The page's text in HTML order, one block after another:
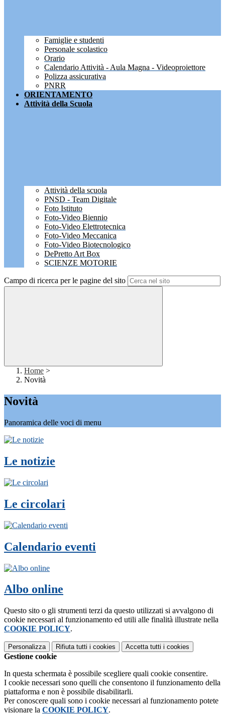
Famiglie e studenti
Personale scolastico
Orario
Calendario Attività - Aula Magna - Videoproiettore
Polizza assicurativa
PNRR
ORIENTAMENTO
Attività della Scuola
Attività della scuola
PNSD - Team Digitale
Foto Istituto
Foto-Video Biennio
Foto-Video Elettrotecnica
Foto-Video Meccanica
Foto-Video Biotecnologico
DePretto Art Box
SCIENZE MOTORIE
Campo di ricerca per le pagine del sito
Home >
Novità
Novità
Panoramica delle voci di menu
Le notizie
Le circolari
Calendario eventi
Albo online
Questo sito o gli strumenti terzi da questo utilizzati si avvalgono di
cookie necessari al funzionamento ed utili alle finalità illustrate nella
COOKIE POLICY.
Personalizza Rifiuta tutti i cookies Accetta tutti i cookies
Gestione cookie
In questa schermata è possibile scegliere quali cookie consentire.
I cookie necessari sono quelli che consentono il funzionamento della
piattaforma e non è possibile disabilitarli.
Per conoscere quali sono i cookie necessari al funzionamento potete
visionare la COOKIE POLICY.